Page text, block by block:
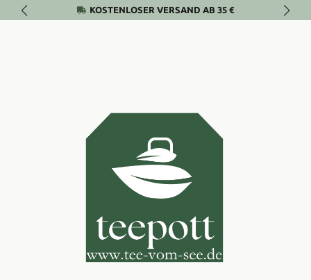
Zum Hauptinhalt springenKOSTENLOSER VERSAND AB 35 €